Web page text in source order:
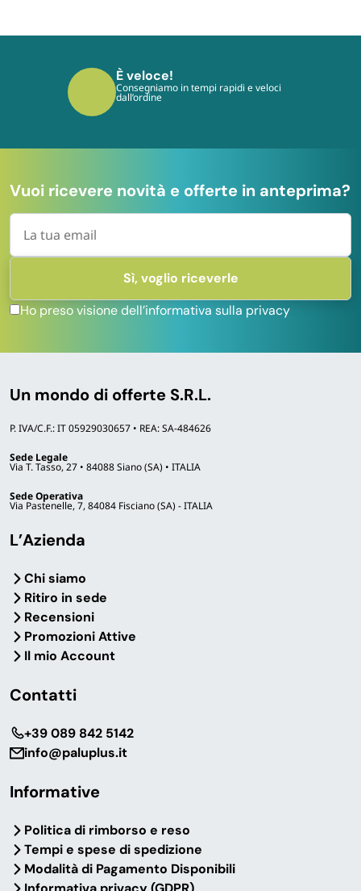
È veloce!
Consegniamo in tempi rapidi e veloci
dall’ordine
Vuoi ricevere novità e offerte in anteprima?
Ho preso visione dell’informativa sulla privacy
Un mondo di offerte S.R.L.
P. IVA/C.F.: IT 05929030657 • REA: SA-484626
Sede Legale
Via T. Tasso, 27 • 84088 Siano (SA) • ITALIA
Sede Operativa
Via Pastenelle, 7, 84084 Fisciano (SA) - ITALIA
L’Azienda
Chi siamo
Ritiro in sede
Recensioni
Promozioni Attive
Il mio Account
Contatti
‎+39 089 842 5142
info@paluplus.it
Informative
Politica di rimborso e reso
Tempi e spese di spedizione
Modalità di Pagamento Disponibili